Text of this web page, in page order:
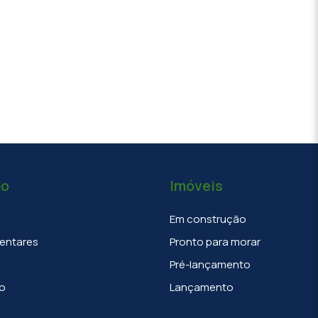
Imóveis
Em construção
Pronto para morar
Pré-lançamento
Lançamento